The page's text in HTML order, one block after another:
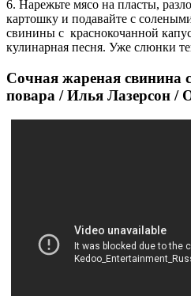
6. Нарежьте мясо на пласты,
картошку и подавайте с
свинины с краснокочанной
кулинарная песня. Уже слюнки
Сочная жареная свинина
повара / Илья Лазерсон /